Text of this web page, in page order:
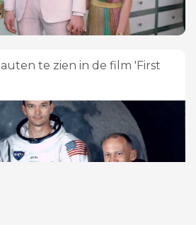
te zien in de film 'First